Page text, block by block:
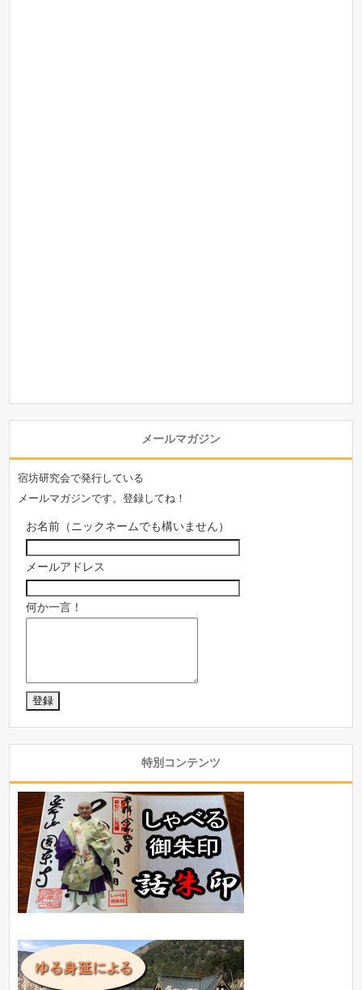
メールマガジン
宿坊研究会で発行している
メールマガジンです。登録してね！
お名前（ニックネームでも構いません）
メールアドレス
何か一言！
特別コンテンツ